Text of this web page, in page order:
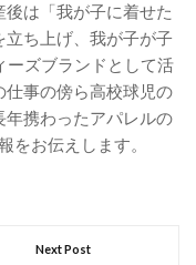
は「我が子に着せた
ち上げ、我が子が子
ーズブランドとして活
事の傍ら高校球児の
携わったアパレルの
をお伝えします。
Next Post